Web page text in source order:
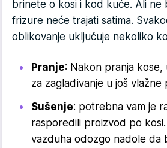
brinete o kosi i kod kuće. Ali ne
frizure neće trajati satima.
oblikovanje uključuje nekoliko
Pranje: Nakon pranja
za zaglađivanje u još vlažne
Sušenje: potrebna vam je
rasporedili proizvod po
vazduha odozgo nadole da